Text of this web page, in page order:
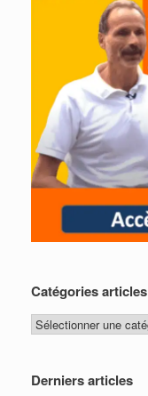
Catégories articles
Catégories
articles
Derniers articles